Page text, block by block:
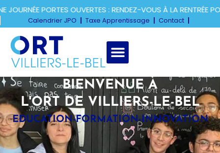
PORTES OUVERTES : RENDEZ-VOUS À LA RENTRÉE
Calendrier JPO Taxe Apprentissage Contact
BIENVENUE À
L'ORT DE VILLIERS-LE-BEL
EDUCATION-FORMATION-INNOVATION